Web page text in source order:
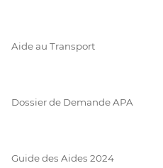
Aide au Transport
Dossier de Demande APA
Guide des Aides 2024